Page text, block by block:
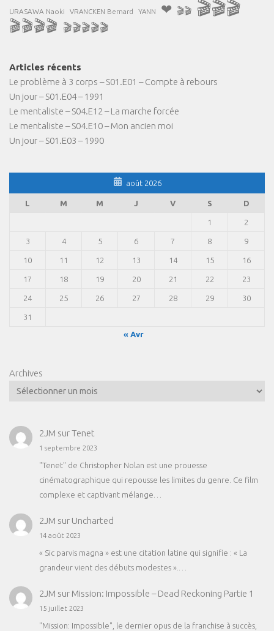
URASAWA Naoki VRANCKEN Bernard YANN ❤ 🎬🎬 🎬🎬🎬
🎬🎬🎬🎬 🎬🎬🎬🎬🎬
Articles récents
Le problème à 3 corps – S01.E01 – Compte à rebours
Un jour – S01.E04 – 1991
Le mentaliste – S04.E12 – La marche forcée
Le mentaliste – S04.E10 – Mon ancien moi
Un jour – S01.E03 – 1990
août 2026
L M M J V S D
1 2
3 4 5 6 7 8 9
10 11 12 13 14 15 16
17 18 19 20 21 22 23
24 25 26 27 28 29 30
31
« Avr
Archives
2JM surTenet
1 septembre 2023
"Tenet" de Christopher Nolan est une prouesse
cinématographique qui repousse les limites du genre. Ce film
complexe et captivant mélange…
2JM sur Uncharted
14 août 2023
« Sic parvis magna » est une citation latine qui signifie : « La
grandeur vient des débuts modestes ».…
2JM sur Mission: Impossible – Dead Reckoning Partie 1
15 juillet 2023
"Mission: Impossible", le dernier opus de la franchise à succès,